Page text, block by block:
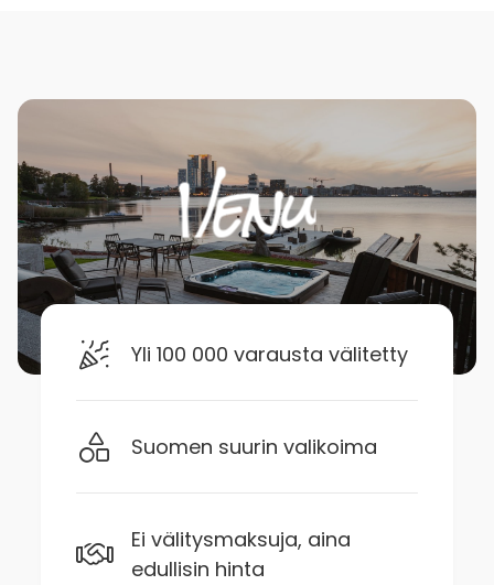
Yli 100 000 varausta välitetty
Suomen suurin valikoima
Ei välitysmaksuja, aina
edullisin hinta